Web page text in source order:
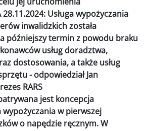
28.11.2024: Usługa wypożyczania
inwalidzkich została
późniejszy termin z powodu braku
usług doradztwa,
dostosowania, a także usług
- odpowiedział Jan
RARS
jest koncepcja
w pierwszej
o napędzie ręcznym. W